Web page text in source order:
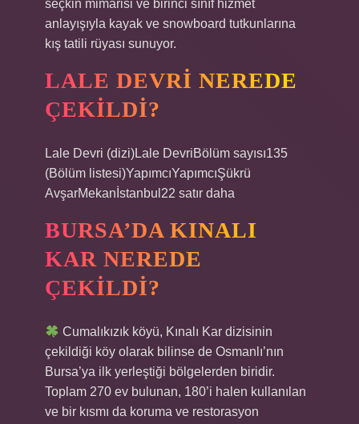
seçkin mimarisi ve birinci sınıf hizmet
anlayışıyla kayak ve snowboard tutkunlarına
kış tatili rüyası sunuyor.
LALE DEVRI NEREDE
ÇEKILDI?
Lale Devri (dizi)Lale DevriBölüm sayısı135
(Bölüm listesi)YapımcıYapımcıŞükrü
AvşarMekanİstanbul22 satır daha
BURSA’DA KINALI
KAR NEREDE
ÇEKILDI?
Cumalıkızık köyü, Kınalı Kar dizisinin
çekildiği köy olarak bilinse de Osmanlı’nın
Bursa’ya ilk yerleştiği bölgelerden biridir.
Toplam 270 ev bulunan, 180’i halen kullanılan
ve bir kısmı da koruma ve restorasyon